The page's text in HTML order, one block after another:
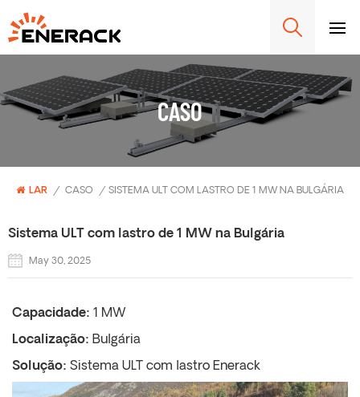
CASO
LAR / CASO / SISTEMA ULT COM LASTRO DE 1 MW NA BULGÁRIA
Sistema ULT com lastro de 1 MW na Bulgária
May 30, 2025
Capacidade: 1 MW
Localização: Bulgária
Solução: Sistema ULT com lastro Enerack